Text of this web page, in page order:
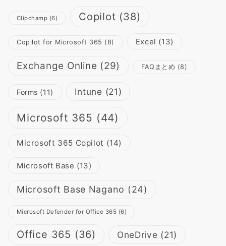
Clipchamp (6) Copilot (38)
Copilot for Microsoft 365 (8) Excel (13)
Exchange Online (29) FAQまとめ (8)
Forms (11) Intune (21)
Microsoft 365 (44)
Microsoft 365 Copilot (14)
Microsoft Base (13)
Microsoft Base Nagano (24)
Microsoft Defender for Office 365 (6)
Office 365 (36) OneDrive (21)